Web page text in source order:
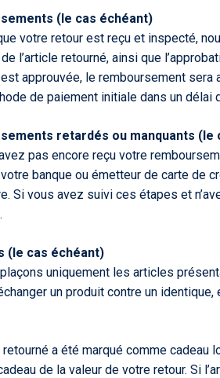
(le cas échéant)
votre retour est reçu et inspecté,
l’article retourné, ainsi que
approuvée, le remboursement
de paiement initiale dans un délai
retardés ou manquants (le
pas encore reçu votre
banque ou émetteur de carte de
Si vous avez suivi ces étapes et
.
(le cas échéant)
uniquement les articles
un produit contre un
retourné a été marqué comme
de la valeur de votre retour. Si